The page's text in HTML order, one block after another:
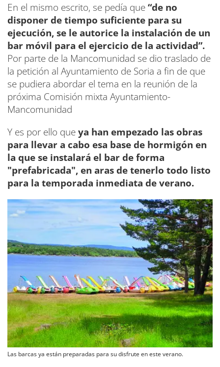
En el mismo escrito, se pedía que“de no
disponer de tiempo suficiente para su
ejecución, se le autorice la instalación de un
bar móvil para el ejercicio de la actividad”.
Por parte de la Mancomunidad se dio traslado de
la petición al Ayuntamiento de Soria a fin de que
se pudiera abordar el tema en la reunión de la
próxima Comisión mixta Ayuntamiento-
Mancomunidad
Y es por ello queya han empezado las obras
para llevar a cabo esa base de hormigón en
la que se instalará el bar de forma
"prefabricada", en aras de tenerlo todo listo
para la temporada inmediata de verano.
Las barcas ya están preparadas para su disfrute en este verano.